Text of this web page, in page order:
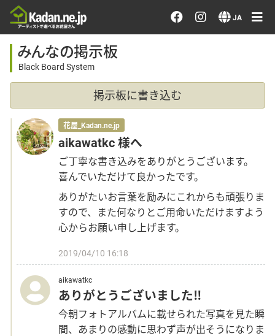
JA
お花を注文する・探す
おまかせ注文
最近のオーダー作品
アーティストで選ぶ
届けたい気持ちで選ぶ
会員メニュー
ログイン
その他
みんなの掲示板
Black Board System
掲示板に書き込む
花屋_Kadan.ne.jp
aikawatkc 様へ
ご丁寧な書き込みをありがとうございます。
喜んでいただけて良かったです。
ありがたいお言葉を励みにこれからも頑張りま
すので、また何なりとご用命いただけますよう
心からお願い申し上げます。
2019/04/10 16:18
aikawatkc
ありがとうございました‼
今朝フォトアルバムに載せられた写真を見た瞬
間、あまりの感動に思わず声が出そうになりま